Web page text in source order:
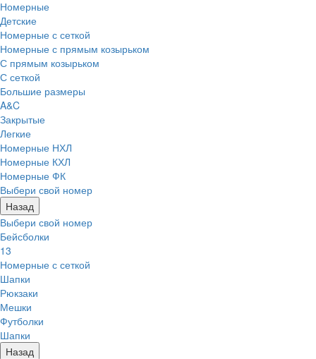
Номерные
Детские
Номерные с сеткой
Номерные с прямым козырьком
С прямым козырьком
С сеткой
Большие размеры
A&C
Закрытые
Легкие
Номерные НХЛ
Номерные КХЛ
Номерные ФК
Выбери свой номер
Назад
Выбери свой номер
Бейсболки
13
Номерные с сеткой
Шапки
Рюкзаки
Мешки
Футболки
Шапки
Назад